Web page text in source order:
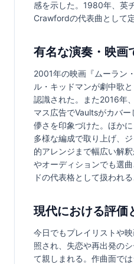
感を示した。1980年、英
Crawfordの代表曲として定
有名な演奏・映画
2001年の映画『ムーラン
ル・キッドマンが劇中歌
認識された。また2016年
マス広告でVaultsがカバ
儚さを印象づけた。ほか
多様な編成で取り上げ、
的アレンジまで幅広い解
やオーディションでも選
ドの代表格として扱われる
現代における評価
今日でもプレイリストや
照され、失恋や再出発の
て親しまれる。作曲面で